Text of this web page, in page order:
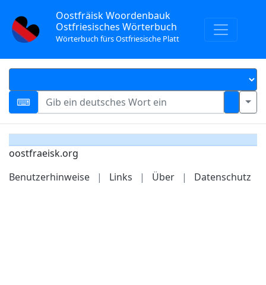
Oostfräisk Woordenbauk
Ostfriesisches Wörterbuch
Wörterbuch fürs Ostfriesische Platt
oostfraeisk.org
Benutzerhinweise
| Links | Über | Datenschutz